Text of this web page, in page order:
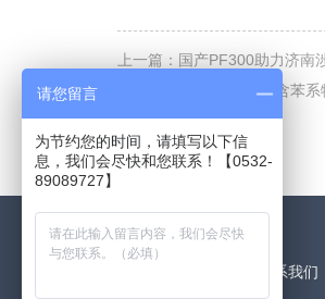
上一篇： 国产PF300助力济南
新款PF-300（含苯
返回
联系我们
请您留言
为节约您的时间，请填写以下信
息，我们会尽快和您联系！【0532-
89089727】